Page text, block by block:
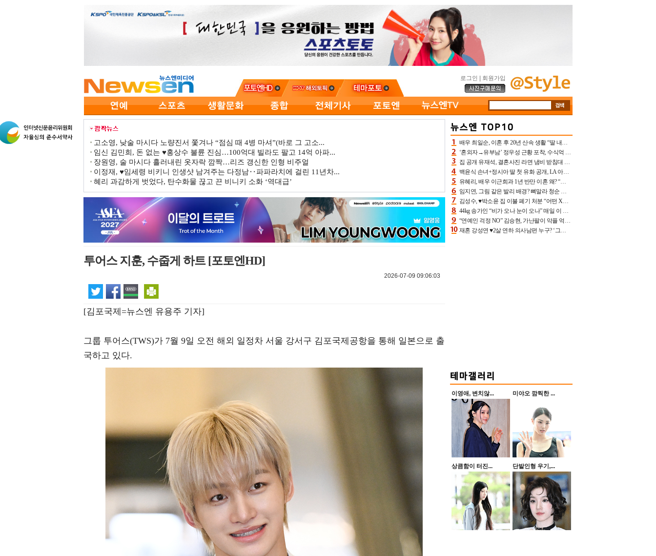
로그인 회원가입
고소영, 낮술 마시다 노량진서 쫓겨나 “점심 때 4병 마셔”(바로 그 고소...
임신 김민희, 돈 없는 ♥홍상수 불륜 진심…100억대 빌라도 팔고 14억 아파...
장원영, 술 마시다 흘러내린 옷자락 깜짝…리즈 갱신한 인형 비주얼
이정재, ♥임세령 비키니 인생샷 남겨주는 다정남‥파파라치에 걸린 11년차...
혜리 과감하게 벗었다, 탄수화물 끊고 끈 비니키 소화 ‘역대급’
투어스 지훈, 수줍게 하트 [포토엔HD]
2026-07-09 09:06:03
[김포국제=뉴스엔 유용주 기자]
그룹 투어스(TWS)가 7월 9일 오전 해외 일정차 서울 강서구 김포국제공항을 통해 일본으로 출
국하고 있다.
배우 최일순, 이혼 후 20년 산속 생활 “딸 내가 버렸다고 원망‥맘 아파”(특종)[어제TV]
‘혼외자→유부남’ 정우성 근황 포착, 수식억 해킹 피해 후배 만났다 “존경하는”
집 공개 유재석, 결혼사진 라면 냄비 받침대 되고 분노‥가족사진도 피해(놀뭐)[어제TV]
백윤식 손녀+정시아 딸 첫 유화 공개, LA 아트쇼→서울국제조각페스타 작가다운 수준급 실력
유혜리, 배우 이근희과 1년 반만 이혼 왜? “식칼 꽂고 의자 던져” 충격 폭로(특종)[어제TV]
임지연, 그림 같은 발리 배경? 뼈말라 청순 비키니 핏에 상대 안 되네
김성수, ♥박소윤 집 이불 폐기 처분 “어떤 X이랑 썼을지 몰라” 질투(신랑수업2)[어제TV]
44kg 송가인 “비가 오나 눈이 오나” 매일 이 운동, 허벅지 근육량 상승+체지방 감소
“연예인 걱정 NO” 김승현, 가난팔이 악플 억울할만‥아내+딸과 日 여행
재혼 강성연 ♥2살 연하 의사남편 누구? ‘그알’ 자문의에 훈남 비주얼 초엘리트 스펙 [종합]
이영애, 변치않... 미야오 깜찍한 ...
상큼함이 터진... 단발인형 우기,...